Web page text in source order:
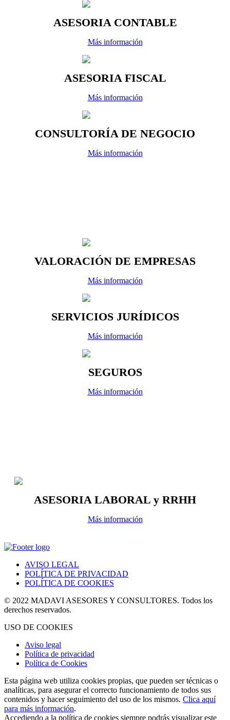
ASESORIA CONTABLE
Más información
ASESORIA FISCAL
Más información
CONSULTORÍA DE NEGOCIO
Más información
VALORACIÓN DE EMPRESAS
Más información
SERVICIOS JURÍDICOS
Más información
SEGUROS
Más información
ASESORIA LABORAL y RRHH
Más información
AVISO LEGAL
POLÍTICA DE PRIVACIDAD
POLÍTICA DE COOKIES
© 2022 MADAVI ASESORES Y CONSULTORES. Todos los
derechos reservados.
USO DE COOKIES
Aviso legal
Política de privacidad
Política de Cookies
Esta página web utiliza cookies propias, que pueden ser técnicas o
analíticas, para asegurar el correcto funcionamiento de todos sus
contenidos y hacer seguimiento del uso de los mismos. Clica aquí
para más información.
Accediendo a la política de cookies siempre podrás visualizar este